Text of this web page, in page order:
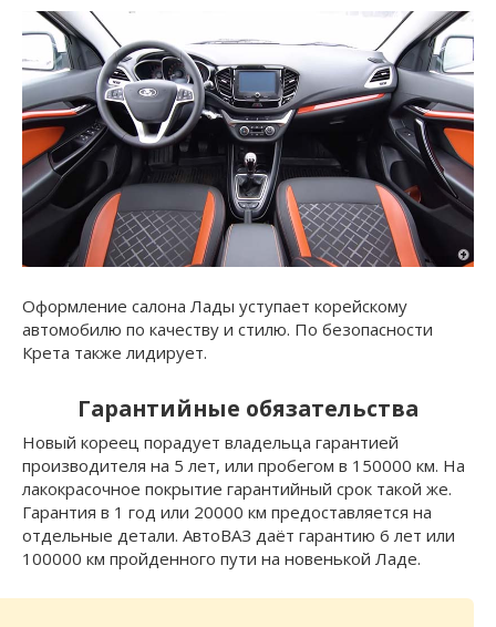
Оформление салона Лады уступает корейскому
автомобилю по качеству и стилю. По безопасности
Крета также лидирует.
Гарантийные обязательства
Новый кореец порадует владельца гарантией
производителя на 5 лет, или пробегом в 150000 км. На
лакокрасочное покрытие гарантийный срок такой же.
Гарантия в 1 год или 20000 км предоставляется на
отдельные детали. АвтоВАЗ даёт гарантию 6 лет или
100000 км пройденного пути на новенькой Ладе.